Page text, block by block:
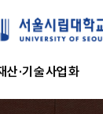
산·기술사업화